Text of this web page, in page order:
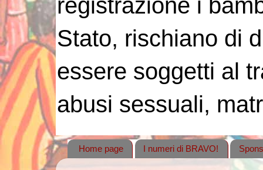
Stato, rischiano di
essere soggetti al
abusi sessuali,
Home page I numeri di BRAVO!